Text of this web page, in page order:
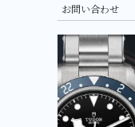
お問い合わせ